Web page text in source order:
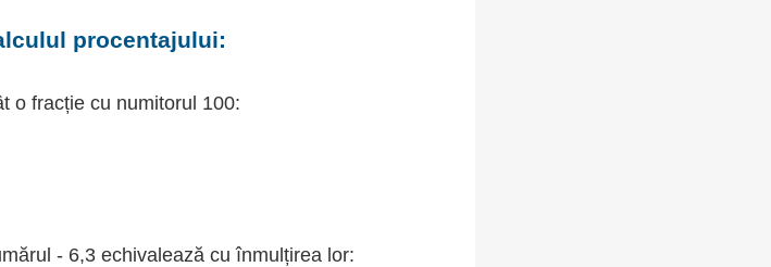
procentajului:
o fracție cu numitorul 100:
- 6,3 echivalează cu înmulțirea lor: